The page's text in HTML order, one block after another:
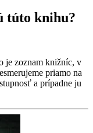
túto knihu?
je zoznam knižníc, v
priamo na
a prípadne ju